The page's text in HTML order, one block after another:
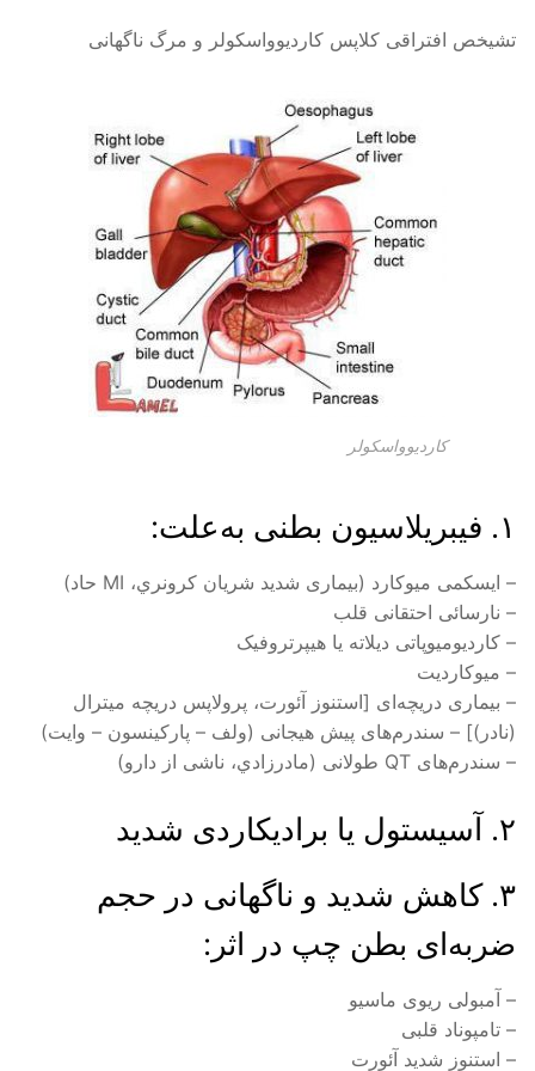
تشيخص افتراقى کلاپس کارديوواسکولر و مرگ ناگهانى
کارديوواسکولر
۱. فيبريلاسيون بطنى به‌علت:
– ايسکمى ميوکارد (بيمارى شديد شريان کرونري، MI حاد)
– نارسائى احتقانى قلب
– کارديوميوپاتى ديلاته يا هيپرتروفيک
– ميوکارديت
– بيمارى دريچه‌اى [استنوز آئورت، پرولاپس دريچه ميترال
(نادر)] – سندرم‌هاى پيش هيجانى (ولف – پارکينسون – وايت)
– سندرم‌هاى QT طولانى (مادرزادي، ناشى از دارو)
۲. آسيستول يا براديکاردى شديد
۳. کاهش شديد و ناگهانى در حجم
ضربه‌اى بطن چپ در اثر:
– آمبولى ريوى ماسيو
– تامپوناد قلبى
– استنوز شديد آئورت